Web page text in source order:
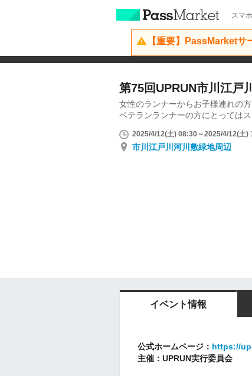
スマ
【重要】PassMarketサ
第75回UPRUN市川江戸
女性のランナーからお子様連れの
ベテランランナーの方にとっては
2025/4/12(土) 08:30～2025/4/12(土)
市川江戸川河川敷緑地周辺
イベント情報
公式ホームページ： https://
主催：UPRUN実行委員会